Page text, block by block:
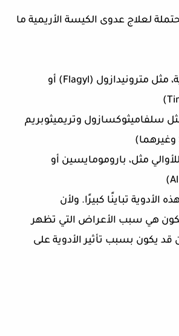
لعلاج عدوى الكيسة الأريمية ما
• المضادات الحيوية، مثل مترونيدازول (Flagyl) أو
مثل سلفاميثوكسازول وتريميثوبريم
مثل، بارومومايسين أو
الأدوية تباينًا كبيرًا. ولأن
تكون هي سبب الأعراض التي تظهر
يكون بسبب تأثير الأدوية على